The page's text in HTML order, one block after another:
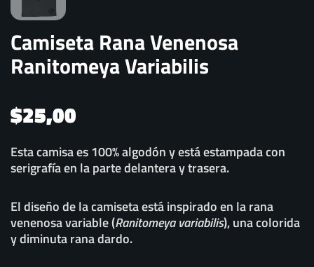
Camiseta Rana Venenosa
Ranitomeya Variabilis
$25,00
Esta camisa es 100% algodón y está estampada con
serigrafía en la parte delantera y trasera.
El diseño de la camiseta está inspirado en la rana
venenosa variable (Ranitomeya variabilis), una colorida
y diminuta rana dardo.